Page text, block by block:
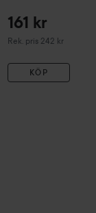
161 kr
Rek. pris 242 kr
Rekommenderat pris
KÖP